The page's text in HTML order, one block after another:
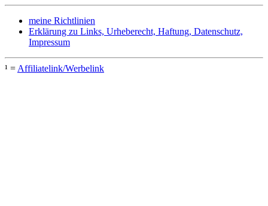
meine Richtlinien
Erklärung zu Links, Urheberecht, Haftung, Datenschutz,
Impressum
¹ = Affiliatelink/Werbelink